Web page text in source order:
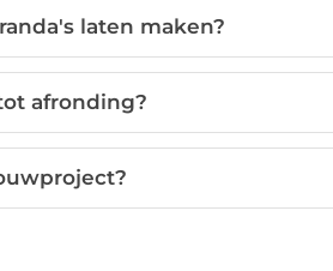
laten maken?
afronding?